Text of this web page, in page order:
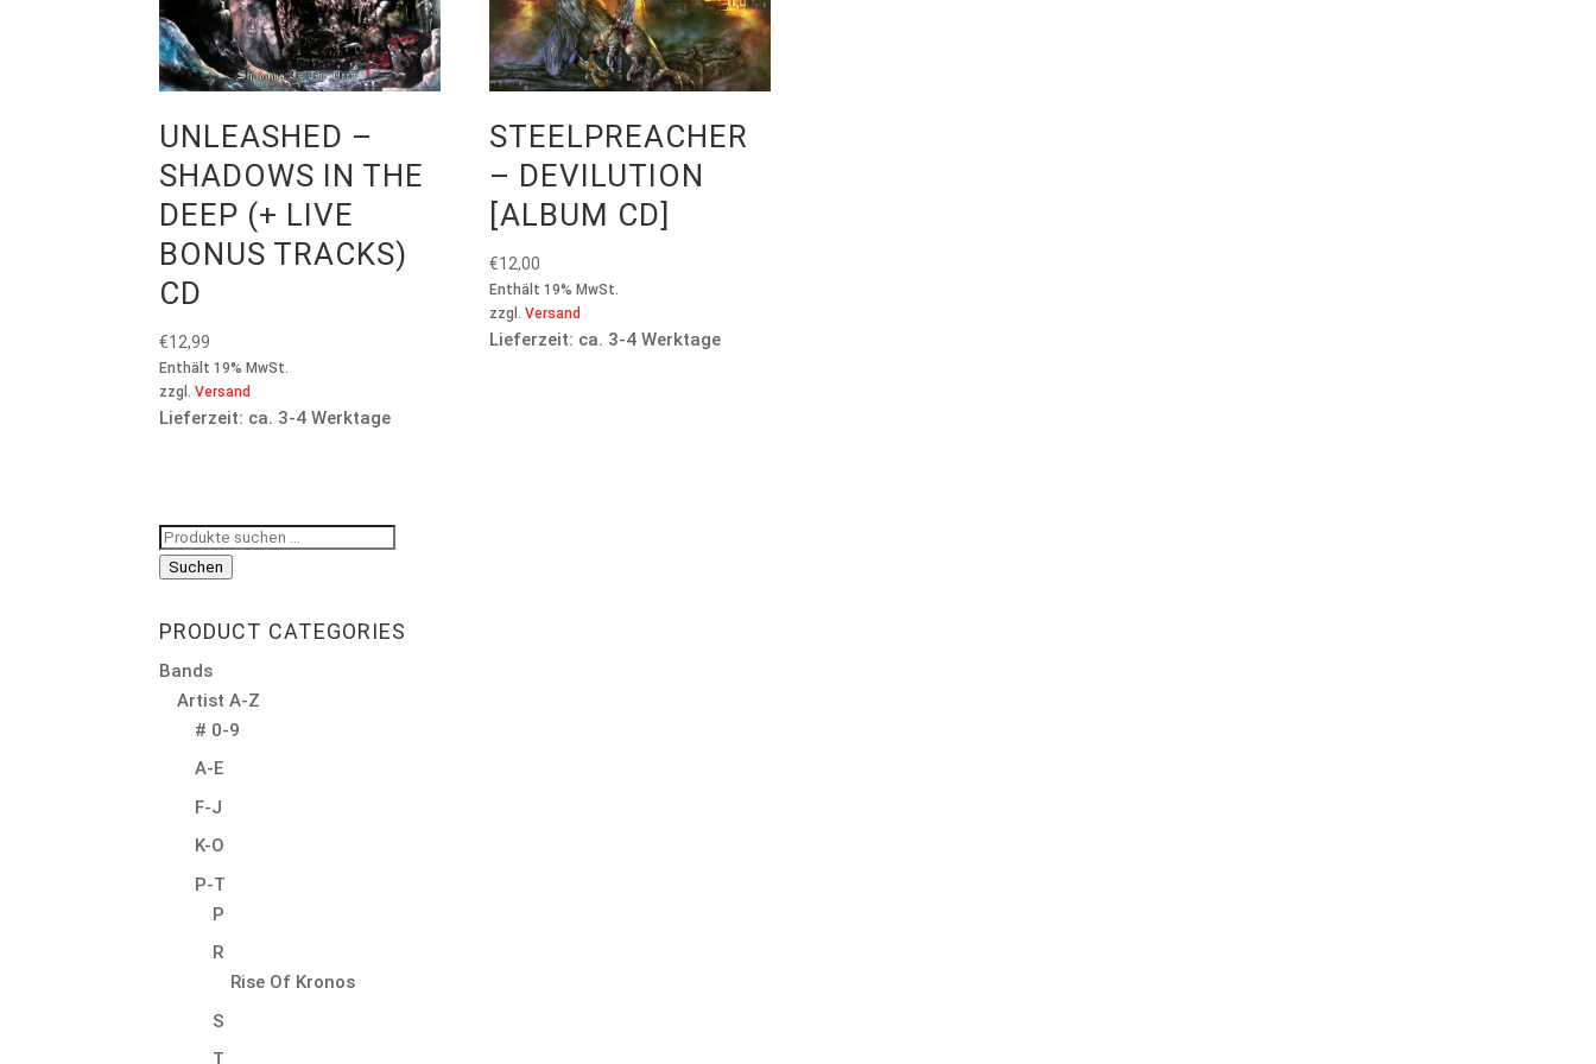
UNLEASHED –
SHADOWS IN THE
DEEP (+ LIVE
BONUS TRACKS)
CD
€12,99
Enthält 19% MwSt.
zzgl.Versand
Lieferzeit: ca. 3-4 Werktage
STEELPREACHER
– DEVILUTION
[ALBUM CD]
€12,00
Enthält 19% MwSt.
zzgl.Versand
Lieferzeit: ca. 3-4 Werktage
Suchen
nach:
Suchen
PRODUCT CATEGORIES
Bands
Artist A-Z
# 0-9
A-E
F-J
K-O
P-T
P
R
Rise Of Kronos
S
T